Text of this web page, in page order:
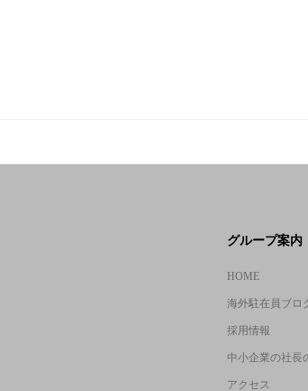
グループ案内
HOME
海外駐在員ブロ
採用情報
中小企業の社長
アクセス